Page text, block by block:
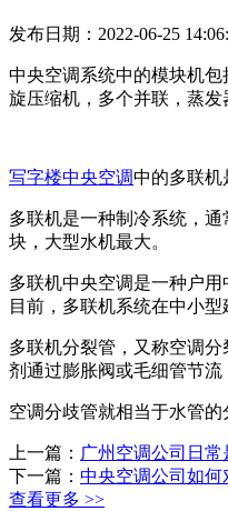
发布日期：2022-06-25
中央空调系统中的模块机
旋压缩机，多个并联，蒸
写字楼中央空调中的多联机
多联机是一种制冷系统，
块，大型水机最大。
多联机中央空调是一种户
目前，多联机系统在中小
多联机分裂管，又称空调
剂通过膨胀阀或毛细管节
空调分歧管就相当于水管
上一篇： 广州空调公司日
下一篇： 中央空调公司如何
查看更多 >>